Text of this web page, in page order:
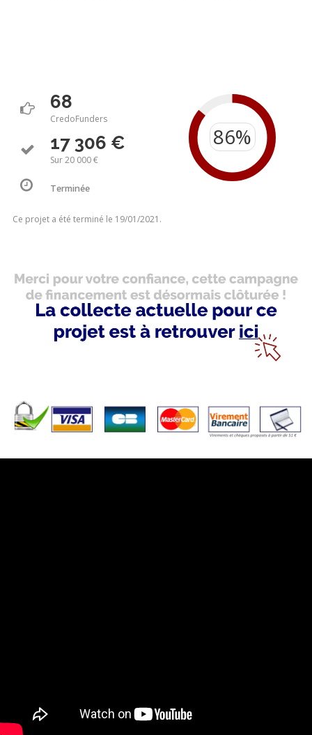
68
CredoFunders
17 306 €
Sur 20 000 €
Terminée
Ce projet a été terminé le 19/01/2021.